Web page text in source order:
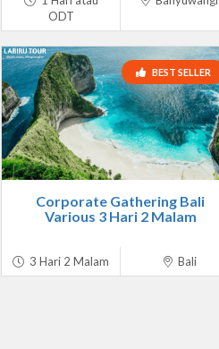
ODT
BEST SELLER
Corporate Gathering Bali
Various 3 Hari 2 Malam
3 Hari 2 Malam Bali